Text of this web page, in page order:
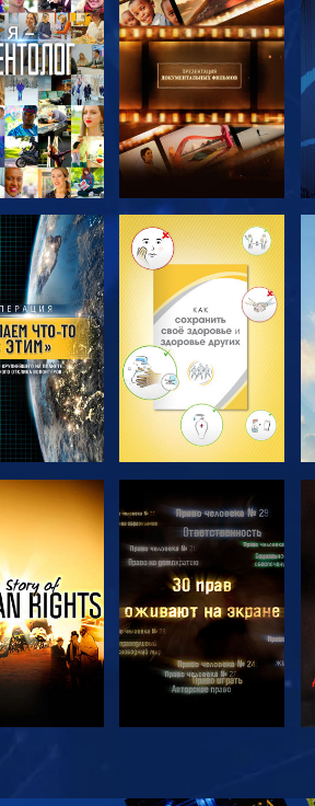
СМОТРЕТЬ
ПЕРЕДАЧИ
СМОТРЕТЬ
ПЕРЕДАЧИ
СМОТРЕТЬ